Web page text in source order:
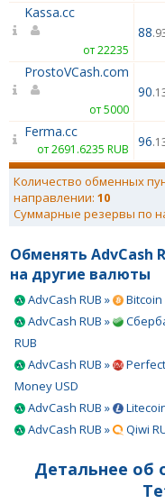
Kassa.cc
от 22235
88
ProstoVCash.com
от 5000
90
Ferma.cc
от 2691.6235 RUB 96
Количество обменных
направлении: 10
Суммарные резервы по
Обменять AdvCash
на другие валюты
AdvCash RUB »
Bitcoin
AdvCash RUB »
RUB
AdvCash RUB »
Perfect
Money USD
AdvCash RUB »
AdvCash RUB »
Qiwi
Детальнее об